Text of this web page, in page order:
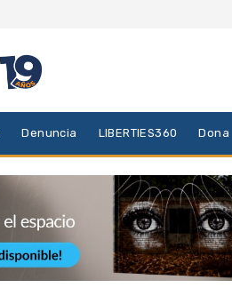
Denuncia LIBERTIES360 Dona